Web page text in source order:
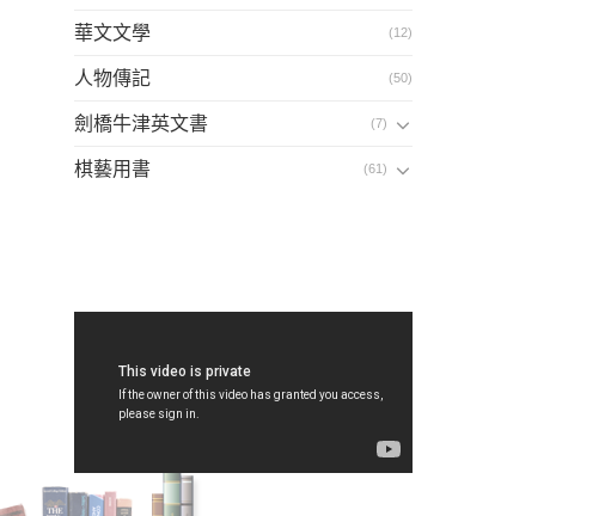
華文文學 (12)
人物傳記 (50)
劍橋牛津英文書 (7)
棋藝用書 (61)